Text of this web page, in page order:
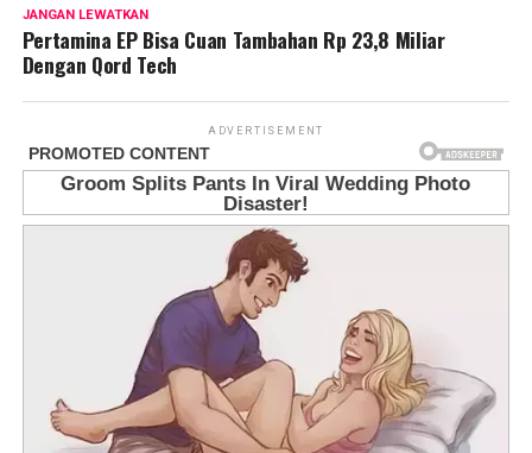
JANGAN LEWATKAN
Pertamina EP Bisa Cuan Tambahan Rp 23,8 Miliar
Dengan Qord Tech
ADVERTISEMENT